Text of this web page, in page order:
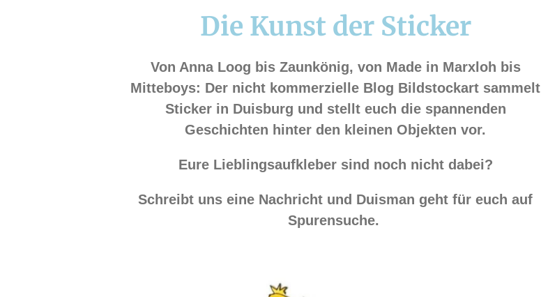
Die Kunst der Sticker
Von Anna Loog bis Zaunkönig, von Made in Marxloh bis
Mitteboys: Der nicht kommerzielle Blog Bildstockart sammelt
Sticker in Duisburg und stellt euch die spannenden
Geschichten hinter den kleinen Objekten vor.
Eure Lieblingsaufkleber sind noch nicht dabei?
Schreibt uns eine Nachricht und Duisman geht für euch auf
Spurensuche.